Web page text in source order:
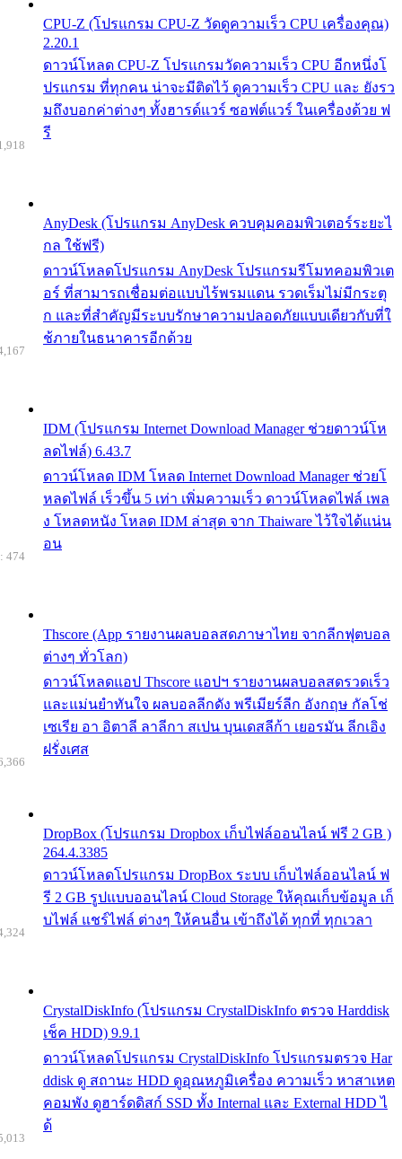
CPU-Z (โปรแกรม CPU-Z วัดดูความเร็ว CPU เครื่องคุณ)
2.20.1
ดาวน์โหลด CPU-Z โปรแกรมวัดความเร็ว CPU อีกหนึ่งโ
ปรแกรม ที่ทุกคน น่าจะมีติดไว้ ดูความเร็ว CPU และ ยังรว
มถึงบอกค่าต่างๆ ทั้งฮารด์แวร์ ซอฟต์แวร์ ในเครื่องด้วย ฟ
รี
AnyDesk (โปรแกรม AnyDesk ควบคุมคอมพิวเตอร์ระยะไ
กล ใช้ฟรี)
ดาวน์โหลดโปรแกรม AnyDesk โปรแกรมรีโมทคอมพิวเต
อร์ ที่สามารถเชื่อมต่อแบบไร้พรมแดน รวดเร็มไม่มีกระตุ
ก และที่สำคัญมีระบบรักษาความปลอดภัยแบบเดียวกับที่ใ
ช้ภายในธนาคารอีกด้วย
IDM (โปรแกรม Internet Download Manager ช่วยดาวน์โห
ลดไฟล์) 6.43.7
ดาวน์โหลด IDM โหลด Internet Download Manager ช่วยโ
หลดไฟล์ เร็วขึ้น 5 เท่า เพิ่มความเร็ว ดาวน์โหลดไฟล์ เพล
ง โหลดหนัง โหลด IDM ล่าสุด จาก Thaiware ไว้ใจได้แน่น
อน
Thscore (App รายงานผลบอลสดภาษาไทย จากลีกฟุตบอล
ต่างๆ ทั่วโลก)
ดาวน์โหลดแอป Thscore แอปฯ รายงานผลบอลสดรวดเร็ว
และแม่นยำทันใจ ผลบอลลีกดัง พรีเมียร์ลีก อังกฤษ กัลโช่
เซเรีย อา อิตาลี ลาลีกา สเปน บุนเดสลีก้า เยอรมัน ลีกเอิง
ฝรั่งเศส
474
DropBox (โปรแกรม Dropbox เก็บไฟล์ออนไลน์ ฟรี 2 GB )
264.4.3385
ดาวน์โหลดโปรแกรม DropBox ระบบ เก็บไฟล์ออนไลน์ ฟ
รี 2 GB รูปแบบออนไลน์ Cloud Storage ให้คุณเก็บข้อมูล เก็
บไฟล์ แชร์ไฟล์ ต่างๆ ให้คนอื่น เข้าถึงได้ ทุกที่ ทุกเวลา
CrystalDiskInfo (โปรแกรม CrystalDiskInfo ตรวจ Harddisk
เช็ค HDD) 9.9.1
ดาวน์โหลดโปรแกรม CrystalDiskInfo โปรแกรมตรวจ Har
ddisk ดู สถานะ HDD ดูอุณหภูมิเครื่อง ความเร็ว หาสาเหต
คอมพัง ดูฮาร์ดดิสก์ SSD ทั้ง Internal และ External HDD ไ
ด้